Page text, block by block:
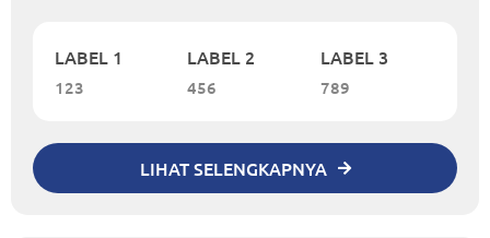
LABEL 1
123
LABEL 2
456
LABEL 3
789
LIHAT SELENGKAPNYA